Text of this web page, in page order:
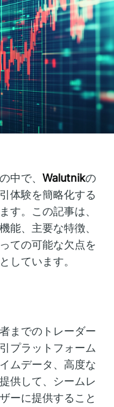
中で、Walutnikの
体験を簡略化する
す。この記事は、
能、主要な特徴、
ての可能な欠点を
しています。
までのトレーダー
プラットフォーム
ムデータ、高度な
供して、シームレ
ーに提供すること